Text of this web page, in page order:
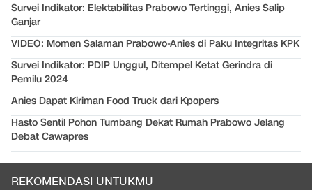
Survei Indikator: Elektabilitas Prabowo Tertinggi, Anies Salip
Ganjar
VIDEO: Momen Salaman Prabowo-Anies di Paku Integritas KPK
Survei Indikator: PDIP Unggul, Ditempel Ketat Gerindra di
Pemilu 2024
Anies Dapat Kiriman Food Truck dari Kpopers
Hasto Sentil Pohon Tumbang Dekat Rumah Prabowo Jelang
Debat Cawapres
REKOMENDASI UNTUKMU